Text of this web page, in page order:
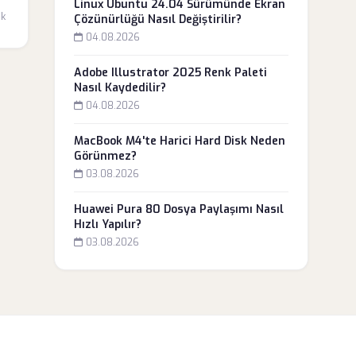
Linux Ubuntu 24.04 Sürümünde Ekran
Çözünürlüğü Nasıl Değiştirilir?
04.08.2026
Adobe Illustrator 2025 Renk Paleti
Nasıl Kaydedilir?
04.08.2026
MacBook M4'te Harici Hard Disk Neden
Görünmez?
03.08.2026
Huawei Pura 80 Dosya Paylaşımı Nasıl
Hızlı Yapılır?
03.08.2026